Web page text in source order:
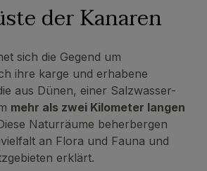
der Kanaren
sich die Gegend um
ihre karge und erhabene
aus Dünen, einer Salzwasser-
mehr als zwei Kilometer langen
Naturräume beherbergen
an Flora und Fauna und
erklärt.